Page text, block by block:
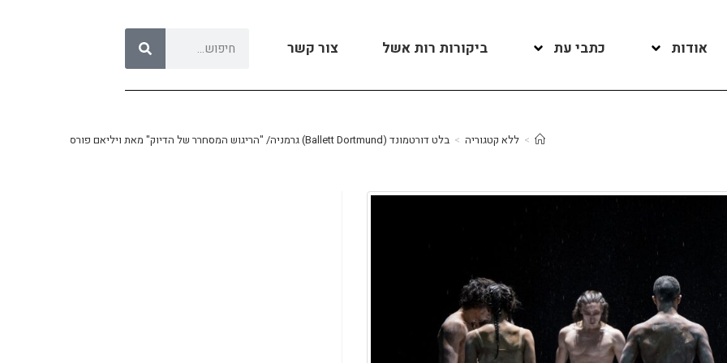
אודות כתבי עת ביקורות רות אשל צור קשר
> ללא קטגוריה > בלט דורטמונד (Ballett Dortmund) גרמניה/ "הריגוש המסחרר של הדיוק" מאת ויליאם פורסייט, מוזיקה: פרנץ שוברט/ "קקטוסים" מאת אלכסנדר אקמן/ "פולחן האביב" מאת אדוארד קלוג/ האופרה הישראלית תל אביב-יפו/ סדרת המחול/ 8.6.2022